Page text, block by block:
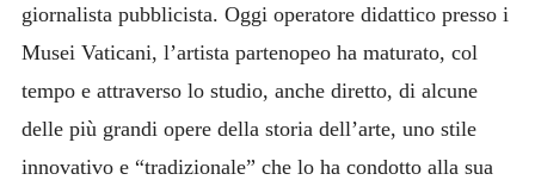
giornalista pubblicista. Oggi operatore didattico presso i
Musei Vaticani, l’artista partenopeo ha maturato, col
tempo e attraverso lo studio, anche diretto, di alcune
delle più grandi opere della storia dell’arte, uno stile
innovativo e “tradizionale” che lo ha condotto alla sua